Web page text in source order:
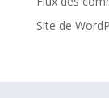
Site de